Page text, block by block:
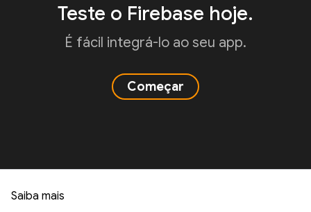
Teste o Firebase hoje.
É fácil integrá-lo ao seu app.
Começar
Saiba mais